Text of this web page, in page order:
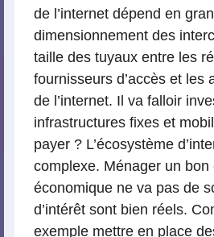
de l’internet dépend en
dimensionnement des
taille des tuyaux entre les
fournisseurs d’accès et les
de l’internet. Il va falloir
infrastructures fixes et
payer ? L’écosystème
complexe. Ménager un bon
économique ne va pas de
d’intérêt sont bien réels.
exemple mettre en place